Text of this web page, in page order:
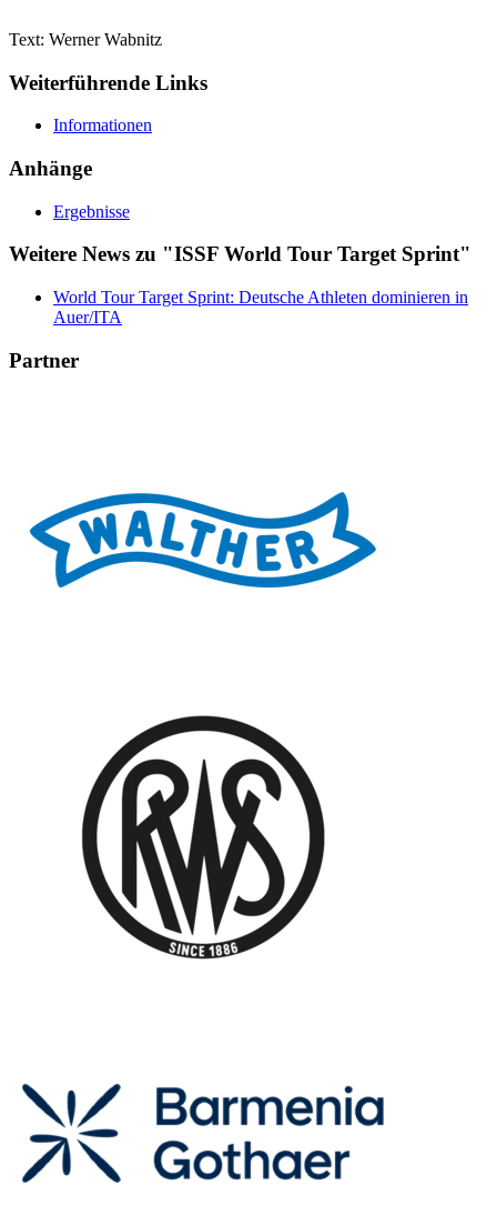
Text: Werner Wabnitz
Weiterführende Links
Informationen
Anhänge
Ergebnisse
Weitere News zu "ISSF World Tour Target Sprint"
World Tour Target Sprint: Deutsche Athleten dominieren in
Auer/ITA
Partner